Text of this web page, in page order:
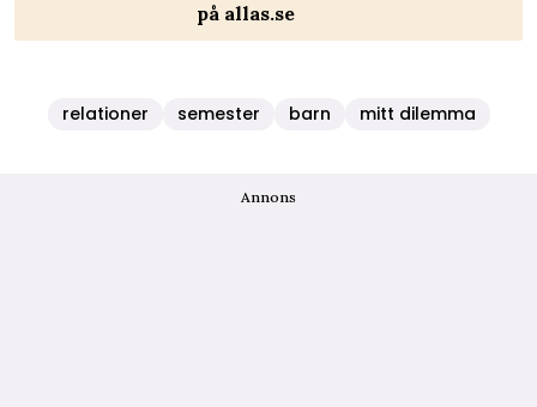
på allas.se
relationer semester barn mitt dilemma
Annons